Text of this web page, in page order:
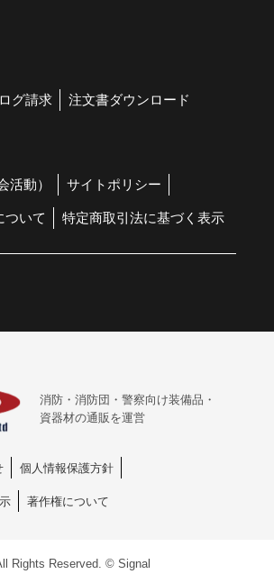
グ請求 注文書ダウンロード
活動） サイトポリシー
ついて 特定商取引法に基づく表示
消防・消防団・警察向け装備品・
資器材の通販を運営
個人情報保護方針
著作権について
Rights Reserved. © Signal